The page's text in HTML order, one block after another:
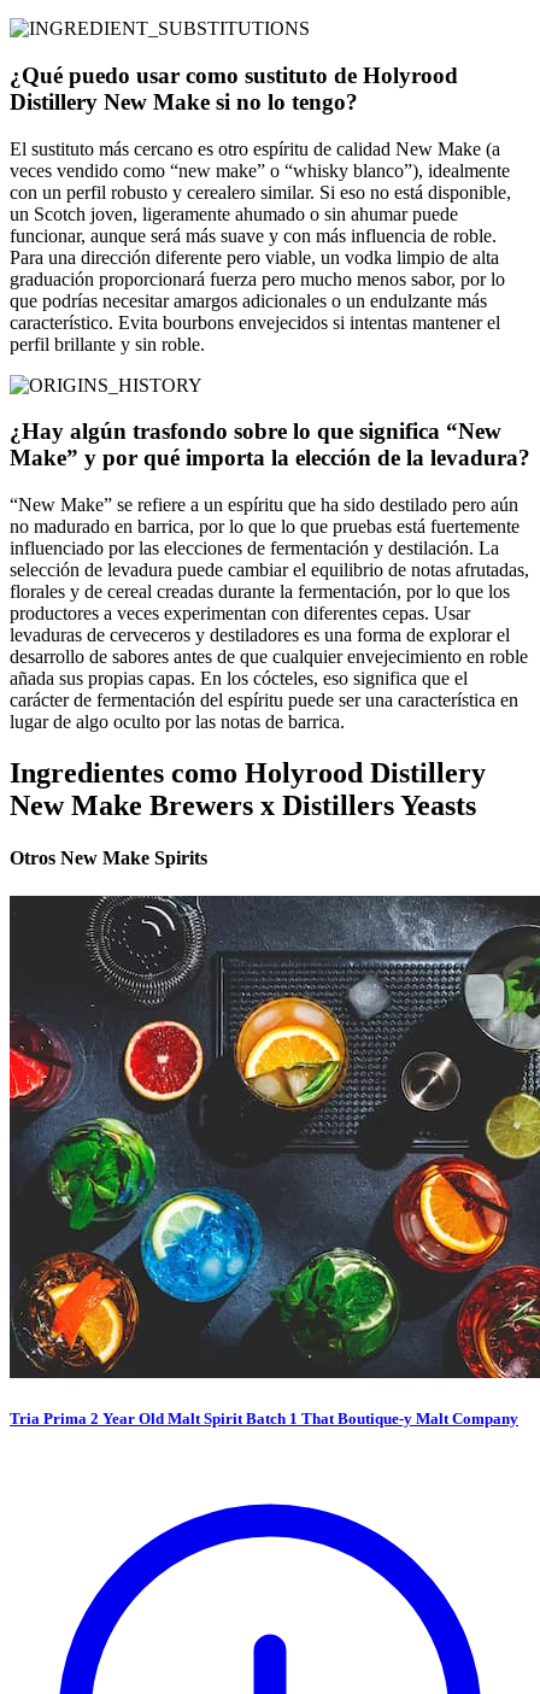
¿Qué puedo usar como sustituto de Holyrood
Distillery New Make si no lo tengo?
El sustituto más cercano es otro espíritu de calidad New Make (a
veces vendido como “new make” o “whisky blanco”), idealmente
con un perfil robusto y cerealero similar. Si eso no está disponible,
un Scotch joven, ligeramente ahumado o sin ahumar puede
funcionar, aunque será más suave y con más influencia de roble.
Para una dirección diferente pero viable, un vodka limpio de alta
graduación proporcionará fuerza pero mucho menos sabor, por lo
que podrías necesitar amargos adicionales o un endulzante más
característico. Evita bourbons envejecidos si intentas mantener el
perfil brillante y sin roble.
¿Hay algún trasfondo sobre lo que significa “New
Make” y por qué importa la elección de la levadura?
“New Make” se refiere a un espíritu que ha sido destilado pero aún
no madurado en barrica, por lo que lo que pruebas está fuertemente
influenciado por las elecciones de fermentación y destilación. La
selección de levadura puede cambiar el equilibrio de notas afrutadas,
florales y de cereal creadas durante la fermentación, por lo que los
productores a veces experimentan con diferentes cepas. Usar
levaduras de cerveceros y destiladores es una forma de explorar el
desarrollo de sabores antes de que cualquier envejecimiento en roble
añada sus propias capas. En los cócteles, eso significa que el
carácter de fermentación del espíritu puede ser una característica en
lugar de algo oculto por las notas de barrica.
Ingredientes como Holyrood Distillery
New Make Brewers x Distillers Yeasts
Otros New Make Spirits
Tria Prima 2 Year Old Malt Spirit Batch 1 That Boutique-y Malt Company